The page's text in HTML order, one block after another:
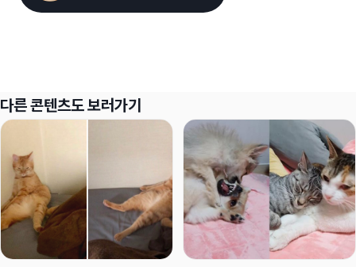
다른 콘텐츠도 보러가기